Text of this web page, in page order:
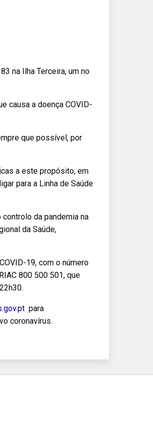
na Ilha Terceira, um no
causa a doença COVID-
que possível, por
a este propósito, em
para a Linha de Saúde
da pandemia na
da Saúde,
19, com o número
800 500 501, que
para
coronavírus.